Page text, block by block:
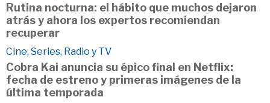
Rutina nocturna: el hábito que muchos dejaron
atrás y ahora los expertos recomiendan
recuperar
Cine, Series, Radio y TV
Cobra Kai anuncia su épico final en Netflix:
fecha de estreno y primeras imágenes de la
última temporada